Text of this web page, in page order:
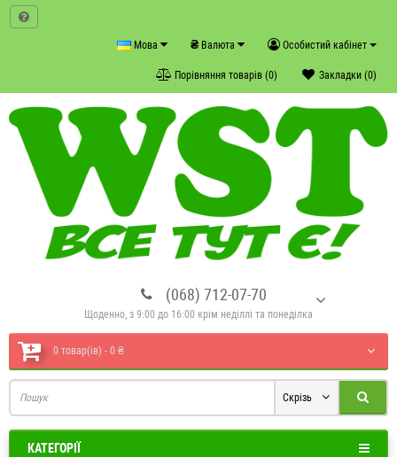
Особистий кабінет
₴ Валюта
Мова
Закладки (0)
Порівняння товарів (0)
(068) 712-07-70
Щоденно, з 9:00 до 16:00 крім неділлі та понеділка
0 товар(ів) - 0 ₴
Скрізь
КАТЕГОРІЇ